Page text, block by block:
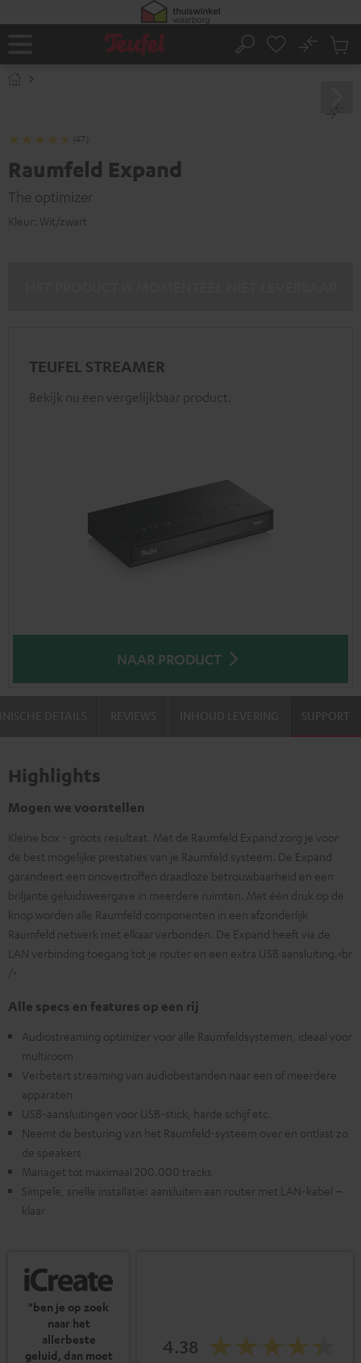
Home
Zoeken
No
(47)
Raumfeld Expand
The optimizer
Kleur: Wit/zwart
TEUFEL STREAMER
Bekijk nu een vergelijkbaar product.
NAAR PRODUCT
SUPPORT
Highlights
Mogen we voorstellen
Kleine box - groots resultaat. Met de Raumfeld Expand zorg je voor
de best mogelijke prestaties van je Raumfeld systeem. De Expand
garandeert een onovertroffen draadloze betrouwbaarheid en een
briljante geluidsweergave in meerdere ruimten. Met één druk op de
knop worden alle Raumfeld componenten in een afzonderlijk
Raumfeld netwerk met elkaar verbonden. De Expand heeft via de
LAN verbinding toegang tot je router en een extra USB aansluiting.<br
/>
Alle specs en features op een rij
Audiostreaming optimizer voor alle Raumfeldsystemen, ideaal voor
multiroom
Verbetert streaming van audiobestanden naar een of meerdere
apparaten
USB-aansluitingen voor USB-stick, harde schijf etc.
Neemt de besturing van het Raumfeld-systeem over en ontlast zo
de speakers
Managet tot maximaal 200.000 tracks
Simpele, snelle installatie: aansluiten aan router met LAN-kabel –
klaar
"ben je op zoek
naar het
allerbeste
geluid, dan moet
4.38